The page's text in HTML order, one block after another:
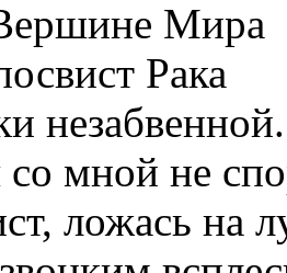
Мира
Рака
незабвенной.
мной не
ложась на